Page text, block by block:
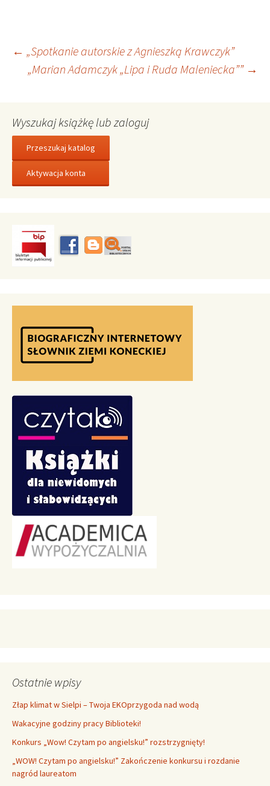
Nawigacja
← „Spotkanie autorskie z Agnieszką Krawczyk”
„Marian Adamczyk „Lipa i Ruda Maleniecka”” →
Wyszukaj książkę lub zaloguj
Ostatnie wpisy
Złap klimat w Sielpi – Twoja EKOprzygoda nad wodą
Wakacyjne godziny pracy Biblioteki!
Konkurs „Wow! Czytam po angielsku!” rozstrzygnięty!
„WOW! Czytam po angielsku!” Zakończenie konkursu i rozdanie
nagród laureatom